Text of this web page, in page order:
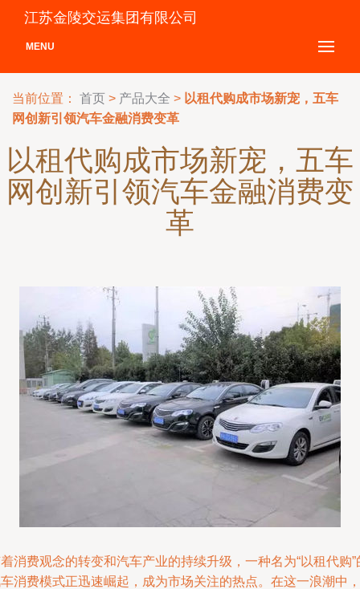
江苏金陵交运集团有限公司
MENU
当前位置： 首页 > 产品大全 > 以租代购成市场新宠，五车
网创新引领汽车金融消费变革
以租代购成市场新宠，五车
网创新引领汽车金融消费变
革
消费观念的转变和汽车产业的持续升级，一种名为“以租代购”
消费模式正迅速崛起，成为市场关注的热点。在这一浪潮中，